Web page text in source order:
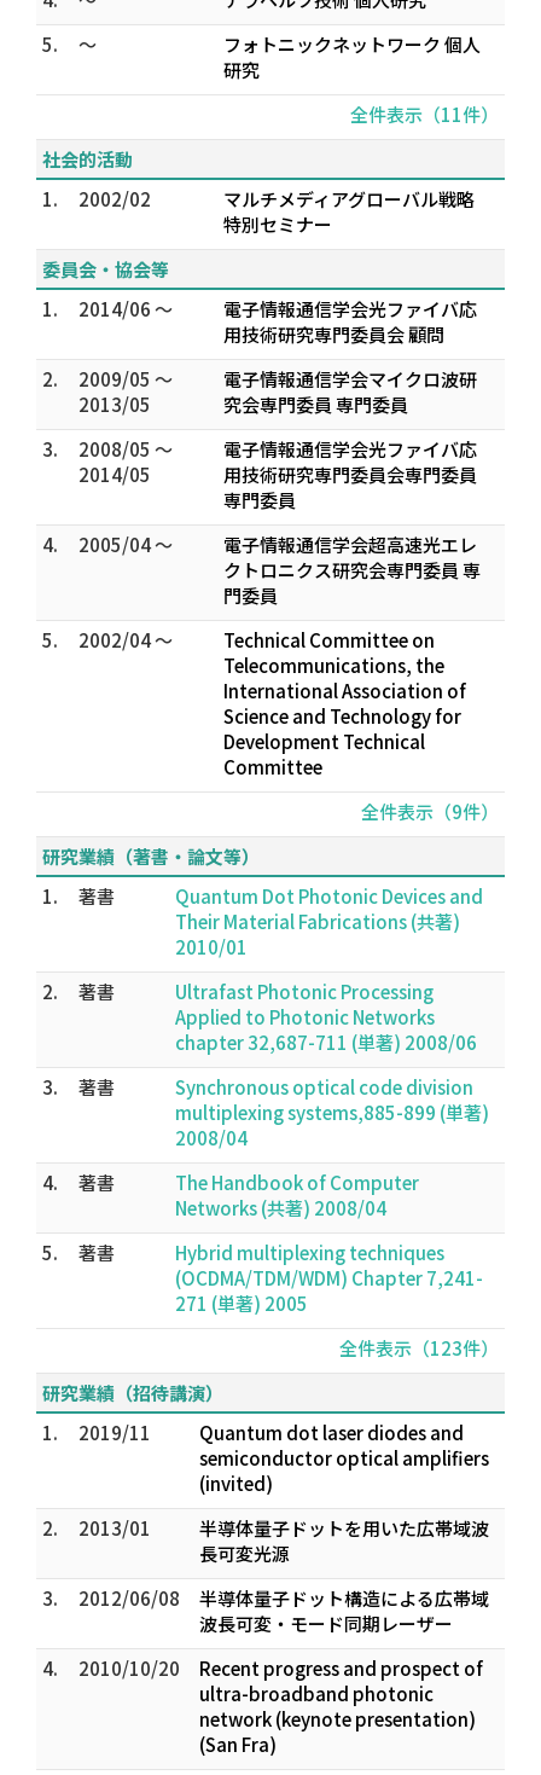
5.
～
フォトニックネットワーク 個人
研究
全件表示（11件）
社会的活動
1.
2002/02
マルチメディアグローバル戦略
特別セミナー
委員会・協会等
1.
2014/06 ～
電子情報通信学会光ファイバ応
用技術研究専門委員会 顧問
2.
2009/05 ～
2013/05
電子情報通信学会マイクロ波研
究会専門委員 専門委員
3.
2008/05 ～
2014/05
電子情報通信学会光ファイバ応
用技術研究専門委員会専門委員
専門委員
4.
2005/04 ～
電子情報通信学会超高速光エレ
クトロニクス研究会専門委員 専
門委員
5.
2002/04 ～
Technical Committee on
Telecommunications, the
International Association of
Science and Technology for
Development Technical
Committee
全件表示（9件）
研究業績（著書・論文等）
1.
著書
Quantum Dot Photonic Devices and
Their Material Fabrications (共著)
2010/01
2.
著書
Ultrafast Photonic Processing
Applied to Photonic Networks
chapter 32,687-711 (単著) 2008/06
3.
著書
Synchronous optical code division
multiplexing systems,885-899 (単著)
2008/04
4.
著書
The Handbook of Computer
Networks (共著) 2008/04
5.
著書
Hybrid multiplexing techniques
(OCDMA/TDM/WDM) Chapter 7,241-
271 (単著) 2005
全件表示（123件）
研究業績（招待講演）
1.
2019/11
Quantum dot laser diodes and
semiconductor optical amplifiers
(invited)
2.
2013/01
半導体量子ドットを用いた広帯域波
長可変光源
3.
2012/06/08
半導体量子ドット構造による広帯域
波長可変・モード同期レーザー
4.
2010/10/20
Recent progress and prospect of
ultra-broadband photonic
network (keynote presentation)
(San Fra)